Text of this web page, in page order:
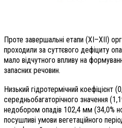
Проте завершальні етапи (ХІ–ХІІ)
проходили за суттєвого дефіциту
мало відчутного впливу на
запасних речовин.
Низький гідротермічний коефіцієнт
середньобагаторічного значення
недобором опадів 102,4 мм (34,0%
посушливі умови вегетаційного